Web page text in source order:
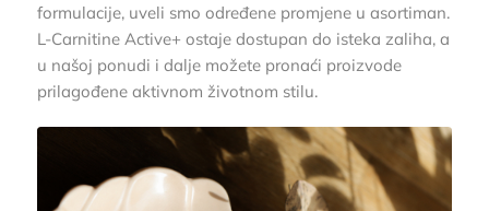
formulacije, uveli smo određene promjene u asortiman.
L-Carnitine Active+ ostaje dostupan do isteka zaliha, a
u našoj ponudi i dalje možete pronaći proizvode
prilagođene aktivnom životnom stilu.